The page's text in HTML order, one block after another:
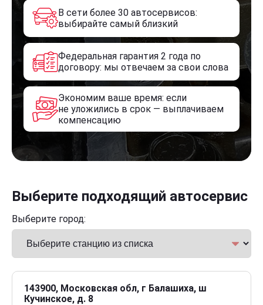
В сети более 30 автосервисов:
выбирайте самый близкий
Федеральная гарантия 2 года по
договору: мы отвечаем за свои слова
Экономим ваше время: если
не уложились в срок — выплачиваем
компенсацию
Выберите подходящий автосервис
Выберите город:
143900, Московская обл, г Балашиха, ш
Кучинское, д. 8